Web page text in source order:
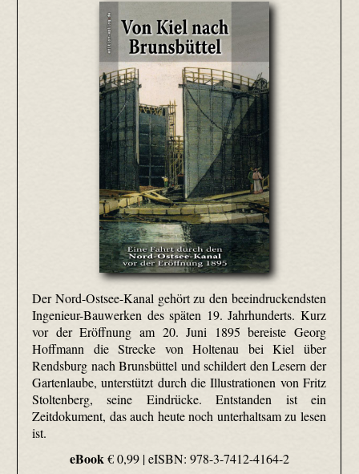
Der Nord-Ostsee-Kanal gehört zu den beeindruckendsten
Ingenieur-Bauwerken des späten 19. Jahrhunderts. Kurz
vor der Eröffnung am 20. Juni 1895 bereiste Georg
Hoffmann die Strecke von Holtenau bei Kiel über
Rendsburg nach Brunsbüttel und schildert den Lesern der
Gartenlaube, unterstützt durch die Illustrationen von Fritz
Stoltenberg, seine Eindrücke. Entstanden ist ein
Zeitdokument, das auch heute noch unterhaltsam zu lesen
ist.
eBook € 0,99 |eISBN: 978-3-7412-4164-2